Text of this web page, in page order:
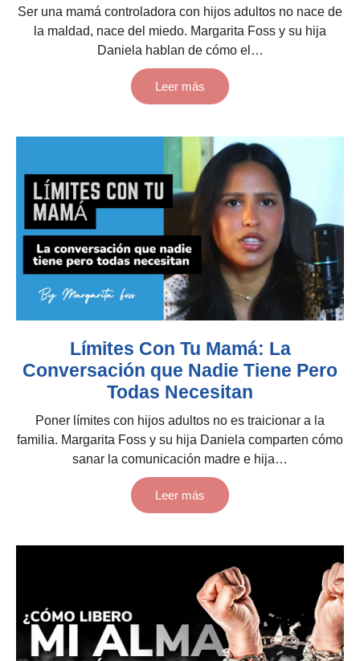
Ser una mamá controladora con hijos adultos no nace de
la maldad, nace del miedo. Margarita Foss y su hija
Daniela hablan de cómo el…
Leer más
Límites Con Tu Mamá: La
Conversación que Nadie Tiene Pero
Todas Necesitan
Poner límites con hijos adultos no es traicionar a la
familia. Margarita Foss y su hija Daniela comparten cómo
sanar la comunicación madre e hija…
Leer más